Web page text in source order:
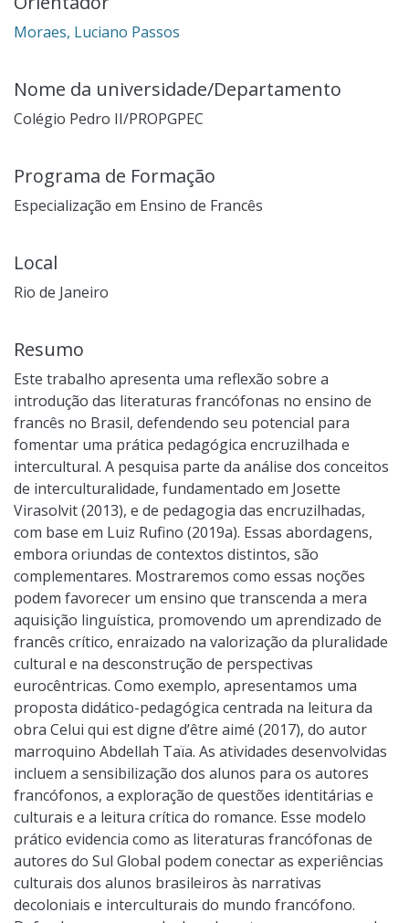
Moraes, Luciano Passos
Nome da universidade/Departamento
Colégio Pedro II/PROPGPEC
Programa de Formação
Especialização em Ensino de Francês
Local
Rio de Janeiro
Resumo
Este trabalho apresenta uma reflexão sobre a
introdução das literaturas francófonas no ensino de
francês no Brasil, defendendo seu potencial para
fomentar uma prática pedagógica encruzilhada e
intercultural. A pesquisa parte da análise dos conceitos
de interculturalidade, fundamentado em Josette
Virasolvit (2013), e de pedagogia das encruzilhadas,
com base em Luiz Rufino (2019a). Essas abordagens,
embora oriundas de contextos distintos, são
complementares. Mostraremos como essas noções
podem favorecer um ensino que transcenda a mera
aquisição linguística, promovendo um aprendizado de
francês crítico, enraizado na valorização da pluralidade
cultural e na desconstrução de perspectivas
eurocêntricas. Como exemplo, apresentamos uma
proposta didático-pedagógica centrada na leitura da
obra Celui qui est digne d’être aimé (2017), do autor
marroquino Abdellah Taïa. As atividades desenvolvidas
incluem a sensibilização dos alunos para os autores
francófonos, a exploração de questões identitárias e
culturais e a leitura crítica do romance. Esse modelo
prático evidencia como as literaturas francófonas de
autores do Sul Global podem conectar as experiências
culturais dos alunos brasileiros às narrativas
decoloniais e interculturais do mundo francófono.